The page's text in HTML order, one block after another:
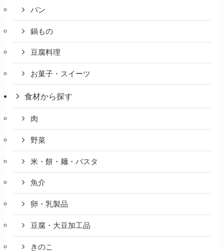
パン
鍋もの
豆腐料理
お菓子・スイーツ
食材から探す
肉
野菜
米・餅・麺・パスタ
魚介
卵・乳製品
豆腐・大豆加工品
きのこ